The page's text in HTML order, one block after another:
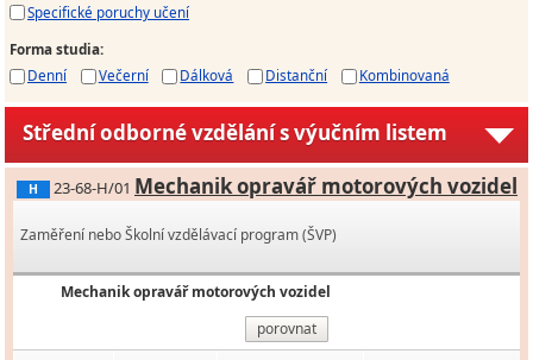
Specifické poruchy učení
Forma studia:
Denní
Večerní Dálková Distanční Kombinovaná
Střední odborné vzdělání s výučním listem
H 23-68-H/01 Mechanik opravář motorových vozidel
Zaměření nebo Školní vzdělávací program (ŠVP)
Mechanik opravář motorových vozidel
porovnat